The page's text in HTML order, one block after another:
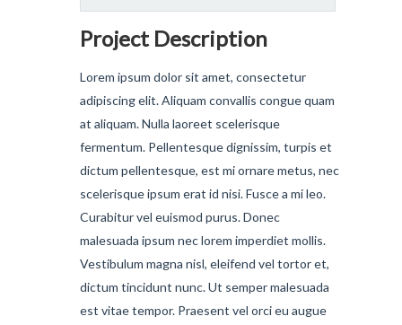
Project Description
Lorem ipsum dolor sit amet, consectetur
adipiscing elit. Aliquam convallis congue quam
at aliquam. Nulla laoreet scelerisque
fermentum. Pellentesque dignissim, turpis et
dictum pellentesque, est mi ornare metus, nec
scelerisque ipsum erat id nisi. Fusce a mi leo.
Curabitur vel euismod purus. Donec
malesuada ipsum nec lorem imperdiet mollis.
Vestibulum magna nisl, eleifend vel tortor et,
dictum tincidunt nunc. Ut semper malesuada
est vitae tempor. Praesent vel orci eu augue